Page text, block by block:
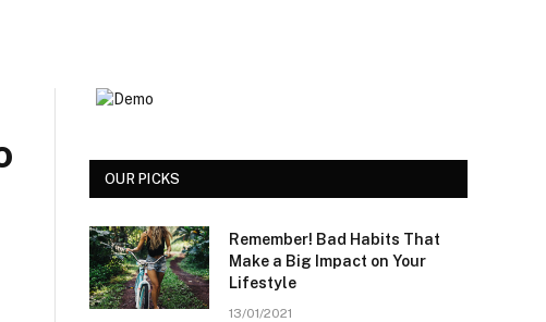
OUR PICKS
Remember! Bad Habits That
Make a Big Impact on Your
Lifestyle
13/01/2021